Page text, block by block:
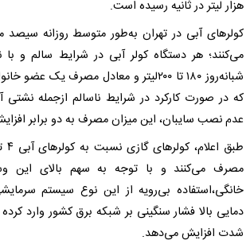
هزار لیتر در ثانیه رسیده است.
کولرهای آبی در تهران به‌طور متوسط روزانه
می‌کنند؛ هر دستگاه کولر آبی در شرایط سالم و
شبانه‌روز ۱۸۰ تا ۲۰۰لیتر و معادل مصرف
که در صورت کارکرد در شرایط ناسالم ازجمله
عدم نصب سایبان، این میزان مصرف به دو برابر
مصرف می‌کنند و با توجه به سهم بالای این
خانگی،استفاده بی‌رویه از این نوع سیستم
دمایی بالا فشار سنگینی بر شبکه برق کشور وارد کرده
شدت افزایش می‌دهد.